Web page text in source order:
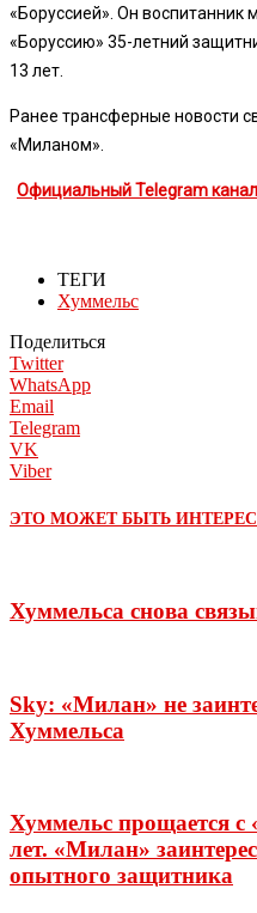
«Боруссией». Он воспитанник
«Боруссию» 35-летний
13 лет.
Ранее трансферные новости
«Миланом».
Официальный Telegram
ТЕГИ
Хуммельс
Поделиться
Twitter
WhatsApp
Email
Telegram
VK
Viber
ЭТО МОЖЕТ БЫТЬ
Хуммельса снова
Sky: «Милан» не
Хуммельса
Хуммельс прощается с
лет. «Милан»
опытного защитника